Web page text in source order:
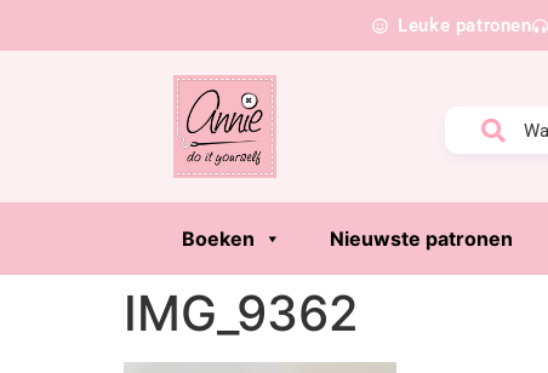
Leuke patronen
Boeken Nieuwste patronen
IMG_9362